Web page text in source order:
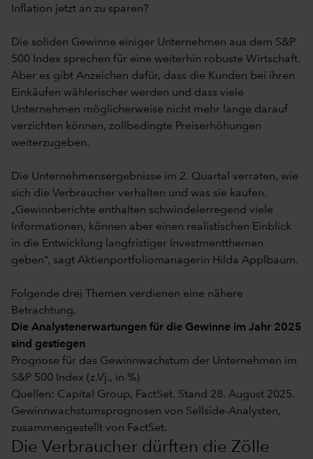
Inflation jetzt an zu sparen?
Die soliden Gewinne einiger Unternehmen aus dem S&P
500 Index sprechen für eine weiterhin robuste Wirtschaft.
Aber es gibt Anzeichen dafür, dass die Kunden bei ihren
Einkäufen wählerischer werden und dass viele
Unternehmen möglicherweise nicht mehr lange darauf
verzichten können, zollbedingte Preiserhöhungen
weiterzugeben.
Die Unternehmensergebnisse im 2. Quartal verraten, wie
sich die Verbraucher verhalten und was sie kaufen.
„Gewinnberichte enthalten schwindelerregend viele
Informationen, können aber einen realistischen Einblick
in die Entwicklung langfristiger Investmentthemen
geben“, sagt Aktienportfoliomanagerin Hilda Applbaum.
Folgende drei Themen verdienen eine nähere
Betrachtung.
Die Analystenerwartungen für die Gewinne im Jahr 2025
sind gestiegen
Prognose für das Gewinnwachstum der Unternehmen im
S&P 500 Index (z.Vj., in %)
Quellen: Capital Group, FactSet. Stand 28. August 2025.
Gewinnwachstumsprognosen von Sellside-Analysten,
zusammengestellt von FactSet.
Die Verbraucher dürften die Zölle